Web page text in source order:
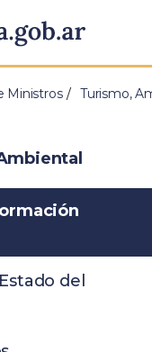
Ministros Turismo,
del